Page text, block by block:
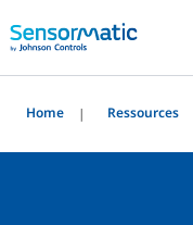
Home Ressources